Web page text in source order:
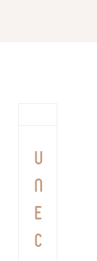
ne
le
U
n
e
c